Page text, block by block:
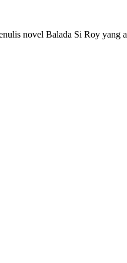
novel Balada Si Roy yang